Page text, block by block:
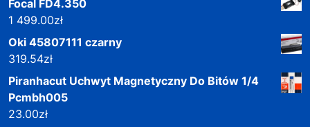
Focal FD4.350
1 499.00zł
Oki 45807111 czarny
319.54zł
Piranhacut Uchwyt Magnetyczny Do Bitów 1/4
Pcmbh005
23.00zł